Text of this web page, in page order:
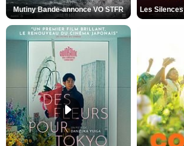
Mutiny Bande-annonce VO STFR